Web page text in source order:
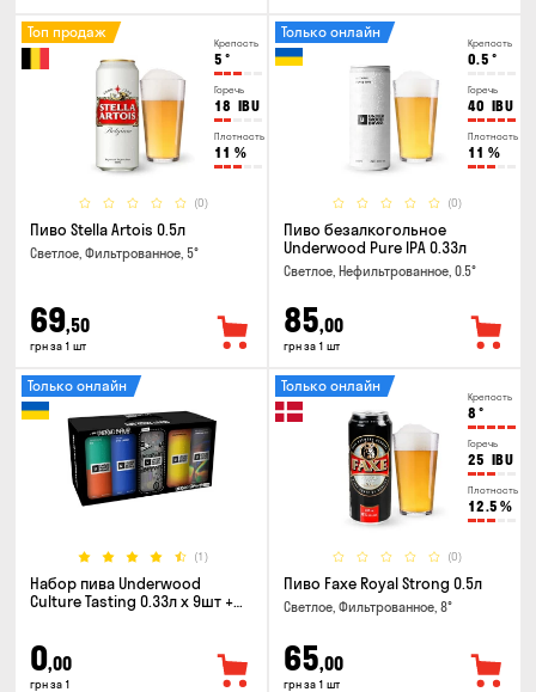
Крепость
5 °
Горечь
18 IBU
Плотность
11 %
(0)
Топ продаж
Пиво Stella Artois 0.5л
Светлое, Фильтрованное, 5°
69,50
грн за 1 шт
Крепость
0.5 °
Горечь
40 IBU
Плотность
11 %
(0)
Только онлайн
Пиво безалкогольное
Underwood Pure IPA 0.33л
Светлое, Нефильтрованное, 0.5°
85,00
грн за 1 шт
(1)
Только онлайн
Набор пива Underwood
Culture Tasting 0.33л x 9шт +
0,00
грн за 1
Крепость
8 °
Горечь
25 IBU
Плотность
12.5 %
(0)
Только онлайн
Пиво Faxe Royal Strong 0.5л
Светлое, Фильтрованное, 8°
65,00
грн за 1 шт